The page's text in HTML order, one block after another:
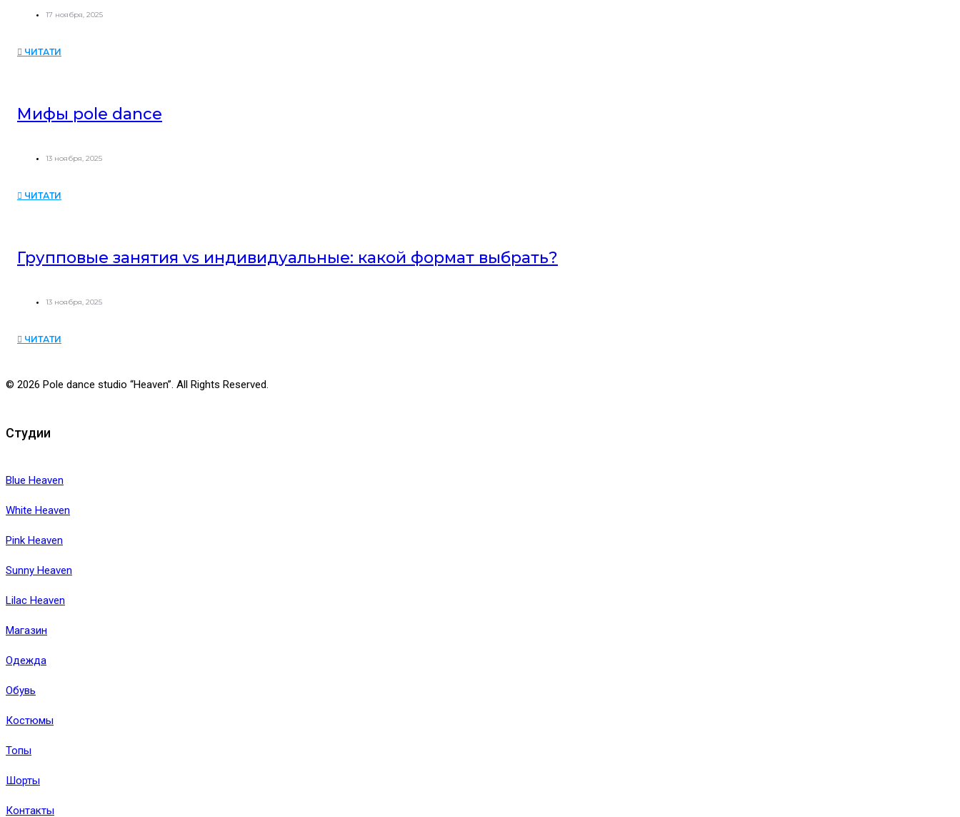
17 ноября, 2025
ЧИТАТИ
Мифы pole dance
13 ноября, 2025
ЧИТАТИ
Групповые занятия vs индивидуальные: какой формат выбрать?
13 ноября, 2025
ЧИТАТИ
© 2026 Pole dance studio “Heaven”. All Rights Reserved.
Студии
Blue Heaven
White Heaven
Pink Heaven
Sunny Heaven
Lilac Heaven
Магазин
Одежда
Обувь
Костюмы
Топы
Шорты
Контакты